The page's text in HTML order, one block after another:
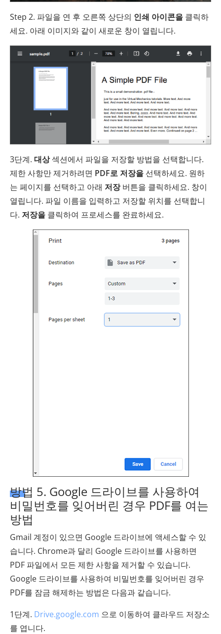
Step 2. 파일을 연 후 오른쪽 상단의 인쇄 아이콘을 클릭하
세요. 아래 이미지와 같이 새로운 창이 열립니다.
3단계. 대상섹션에서 파일을 저장할 방법을 선택합니다.
제한 사항만 제거하려면 PDF로 저장을 선택하세요. 원하
는 페이지를 선택하고 아래 저장버튼을 클릭하세요. 창이
열립니다. 파일 이름을 입력하고 저장할 위치를 선택합니
다. 저장을 클릭하여 프로세스를 완료하세요.
방법 5. Google 드라이브를 사용하여
비밀번호를 잊어버린 경우 PDF를 여는
방법
Gmail 계정이 있으면 Google 드라이브에 액세스할 수 있
습니다. Chrome과 달리 Google 드라이브를 사용하면
PDF 파일에서 모든 제한 사항을 제거할 수 있습니다.
Google 드라이브를 사용하여 비밀번호를 잊어버린 경우
PDF를 잠금 해제하는 방법은 다음과 같습니다.
1단계. Drive.google.com 으로 이동하여 클라우드 저장소
를 엽니다.